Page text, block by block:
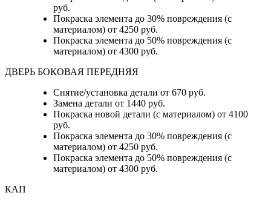
руб.
Покраска элемента до 30% повреждения (с
материалом) от 4250 руб.
Покраска элемента до 50% повреждения (с
материалом) от 4300 руб.
ДВЕРЬ БОКОВАЯ ПЕРЕДНЯЯ
Снятие/установка детали от 670 руб.
Замена детали от 1440 руб.
Покраска новой детали (с материалом) от 4100
руб.
Покраска элемента до 30% повреждения (с
материалом) от 4250 руб.
Покраска элемента до 50% повреждения (с
материалом) от 4300 руб.
КАП